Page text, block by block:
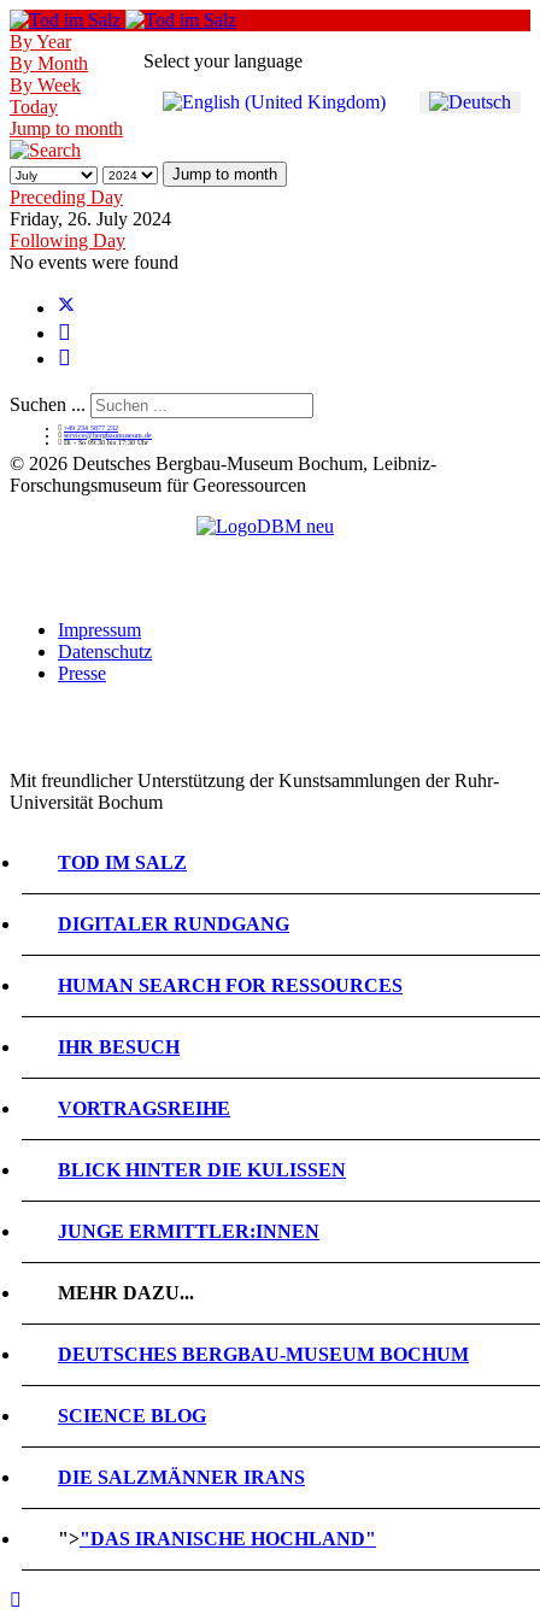
Select your language
By Year
By Month
By Week
Today
Jump to month
Jump to month
Preceding Day
Friday, 26. July 2024
Following Day
No events were found
Suchen ...
+49 234 5877 232
service@bergbaumuseum.de
Di - So 09:30 bis 17:30 Uhr
© 2026 Deutsches Bergbau-Museum Bochum, Leibniz-
Forschungsmuseum für Georessourcen
Impressum
Datenschutz
Presse
Mit freundlicher Unterstützung der Kunstsammlungen der Ruhr-
Universität Bochum
TOD IM SALZ
DIGITALER RUNDGANG
HUMAN SEARCH FOR RESSOURCES
IHR BESUCH
VORTRAGSREIHE
BLICK HINTER DIE KULISSEN
JUNGE ERMITTLER:INNEN
MEHR DAZU...
DEUTSCHES BERGBAU-MUSEUM BOCHUM
SCIENCE BLOG
DIE SALZMÄNNER IRANS
">"DAS IRANISCHE HOCHLAND"